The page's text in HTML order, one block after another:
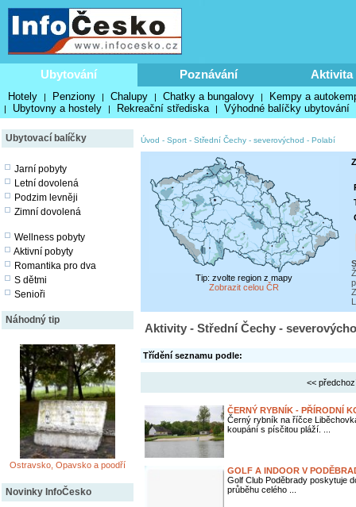
Ubytování Poznávání Aktivita
Hotely | Penziony | Chalupy | Chatky a bungalovy | Kempy a
| Ubytovny a hostely | Rekreační střediska | Výhodné balíčky ubytování
Ubytovací balíčky
Jarní pobyty
Letní dovolená
Podzim levněji
Zimní dovolená
Wellness pobyty
Aktivní pobyty
Romantika pro dva
S dětmi
Senioři
Náhodný tip
Ostravsko, Opavsko a poodří
Novinky InfoČesko
Úvod - Sport - Střední Čechy - severovýchod - Polabí
Tip: zvolte region z mapy
Zobrazit celou ČR
Aktivity - Střední Čechy -
Třídění seznamu podle:
<<
ČERNÝ RYBNÍK - PŘÍRODNÍ
Černý rybník na říčce
koupání s písčitou pláží. ...
GOLF A INDOOR V
Golf Club Poděbrady poskytuje
průběhu celého ...